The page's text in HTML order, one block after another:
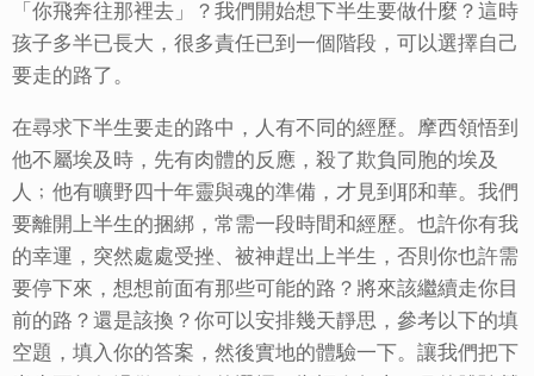
「你飛奔往那裡去」？我們開始想下半生要做什麼？這時
孩子多半已長大，很多責任已到一個階段，可以選擇自己
要走的路了。
在尋求下半生要走的路中，人有不同的經歷。摩西領悟到
他不屬埃及時，先有肉體的反應，殺了欺負同胞的埃及
人﹔他有曠野四十年靈與魂的準備，才見到耶和華。我們
要離開上半生的捆綁，常需一段時間和經歷。也許你有我
的幸運，突然處處受挫、被神趕出上半生，否則你也許需
要停下來，想想前面有那些可能的路？將來該繼續走你目
前的路？還是該換？你可以安排幾天靜思，參考以下的填
空題，填入你的答案，然後實地的體驗一下。讓我們把下